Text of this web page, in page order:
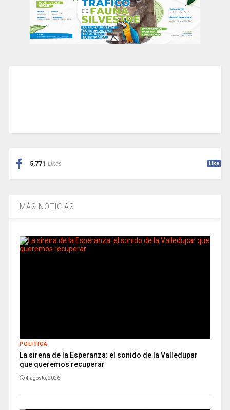
5,771 Likes Like
MÁS NOTICIAS
POLITICA
La sirena de la Esperanza: el sonido de la Valledupar
que queremos recuperar
4 agosto, 2026